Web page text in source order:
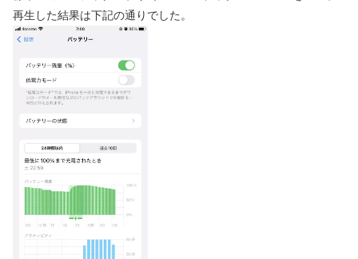
再生した結果は下記の通りでした。